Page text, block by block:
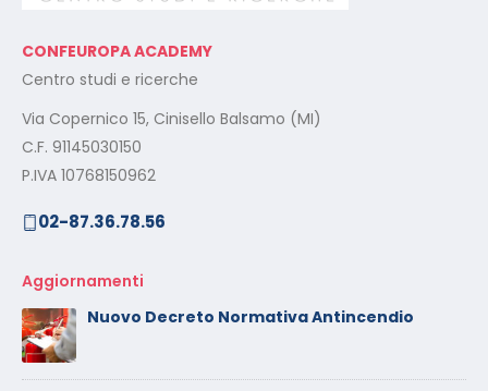
CONFEUROPA ACADEMY
Centro studi e ricerche
Via Copernico 15, Cinisello Balsamo (MI)
C.F. 91145030150
P.IVA 10768150962
02-87.36.78.56
Aggiornamenti
Nuovo Decreto Normativa Antincendio